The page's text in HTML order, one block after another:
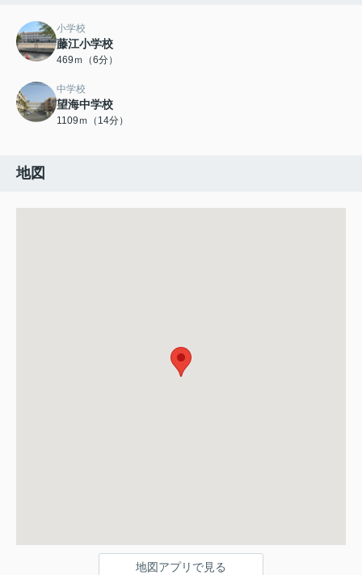
小学校
藤江小学校
469ｍ（6分）
中学校
望海中学校
1109ｍ（14分）
地図
地図アプリで見る